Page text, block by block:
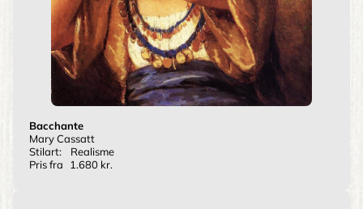
Bacchante
Mary Cassatt
Stilart:
Realisme
Pris fra
1.680 kr.